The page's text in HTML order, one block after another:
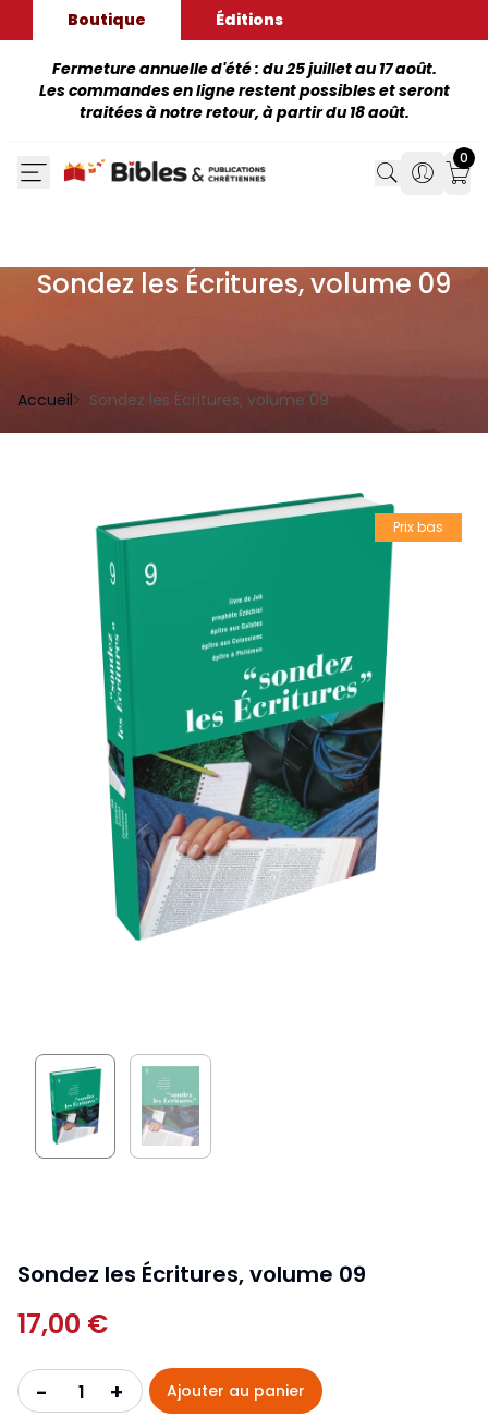
Boutique Éditions
Fermeture annuelle d'été : du 25 juillet au 17 août.
Les commandes en ligne restent possibles et seront
traitées à notre retour, à partir du 18 août.
Search
Search
0
Sondez les Écritures, volume 09
Accueil Sondez les Écritures, volume 09
Prix bas
Sondez les Écritures, volume 09
17,00 €
- + Ajouter au panier